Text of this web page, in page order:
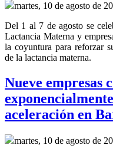
martes, 10 de agosto de
Del 1 al 7 de agosto se
Lactancia Materna y
la coyuntura para reforzar
de la lactancia materna.
Nueve empresas
aceleración en
martes, 10 de agosto de